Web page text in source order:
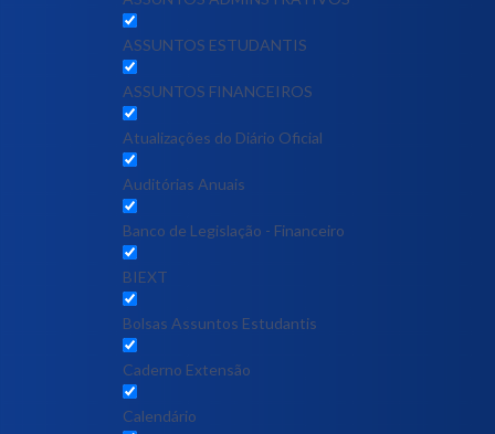
ASSUNTOS ESTUDANTIS
ASSUNTOS FINANCEIROS
Atualizações do Diário Oficial
Auditórias Anuais
Banco de Legislação - Financeiro
BIEXT
Bolsas Assuntos Estudantis
Caderno Extensão
Calendário